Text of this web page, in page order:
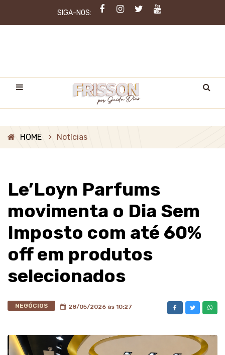
SIGA-NOS:
HOME Notícias
Le’Loyn Parfums
movimenta o Dia Sem
Imposto com até 60%
off em produtos
selecionados
NEGÓCIOS 28/05/2026 às 10:27